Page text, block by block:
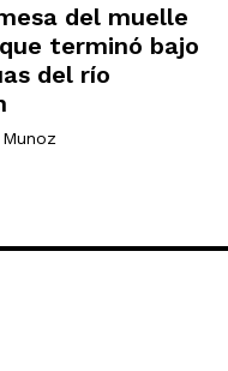
del muelle
terminó bajo
del río